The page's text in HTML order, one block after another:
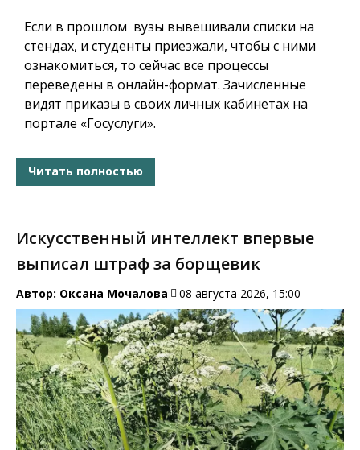
Если в прошлом вузы вывешивали списки на
стендах, и студенты приезжали, чтобы с ними
ознакомиться, то сейчас все процессы
переведены в онлайн-формат. Зачисленные
видят приказы в своих личных кабинетах на
портале «Госуслуги».
Читать полностью
Искусственный интеллект впервые
выписал штраф за борщевик
Автор: Оксана Мочалова 08 августа 2026, 15:00